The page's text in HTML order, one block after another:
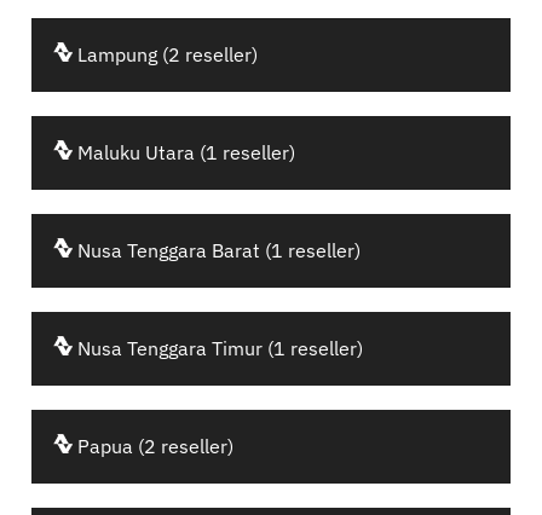
Lampung (2 reseller)
Maluku Utara (1 reseller)
Nusa Tenggara Barat (1 reseller)
Nusa Tenggara Timur (1 reseller)
Papua (2 reseller)